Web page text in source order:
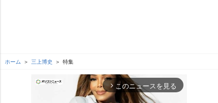
ホーム 三上博史 特集
arrow_forward_ios このニュースを見る